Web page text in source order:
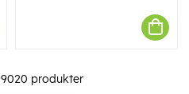
9020 produkter